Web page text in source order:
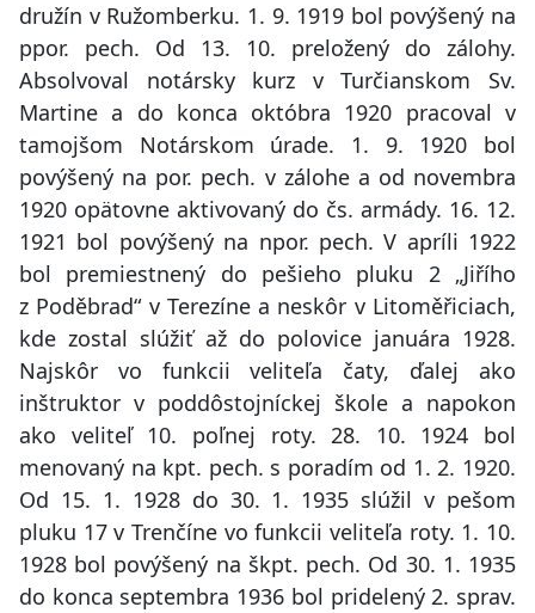
družín v Ružomberku. 1. 9. 1919 bol povýšený na
ppor. pech. Od 13. 10. preložený do zálohy.
Absolvoval notársky kurz v Turčianskom Sv.
Martine a do konca októbra 1920 pracoval v
tamojšom Notárskom úrade. 1. 9. 1920 bol
povýšený na por. pech. v zálohe a od novembra
1920 opätovne aktivovaný do čs. armády. 16. 12.
1921 bol povýšený na npor. pech. V apríli 1922
bol premiestnený do pešieho pluku 2 „Jiřího
z Poděbrad“ v Terezíne a neskôr v Litoměřiciach,
kde zostal slúžiť až do polovice januára 1928.
Najskôr vo funkcii veliteľa čaty, ďalej ako
inštruktor v poddôstojníckej škole a napokon
ako veliteľ 10. poľnej roty. 28. 10. 1924 bol
menovaný na kpt. pech. s poradím od 1. 2. 1920.
Od 15. 1. 1928 do 30. 1. 1935 slúžil v pešom
pluku 17 v Trenčíne vo funkcii veliteľa roty. 1. 10.
1928 bol povýšený na škpt. pech. Od 30. 1. 1935
do konca septembra 1936 bol pridelený 2. sprav.